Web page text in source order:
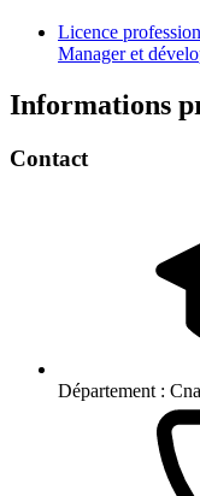
Licence
Manager et
Informations
Contact
Département :